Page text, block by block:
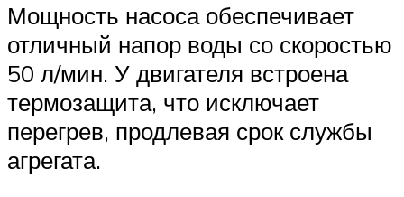
Мощность насоса обеспечивает
отличный напор воды со скоростью
50 л/мин. У двигателя встроена
термозащита, что исключает
перегрев, продлевая срок службы
агрегата.